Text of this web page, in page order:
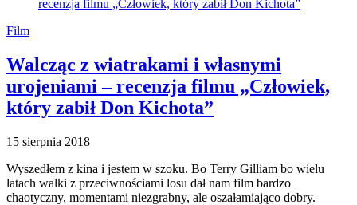
Film
Walcząc z wiatrakami i własnymi
urojeniami – recenzja filmu „Człowiek,
który zabił Don Kichota”
15 sierpnia 2018
Wyszedłem z kina i jestem w szoku. Bo Terry Gilliam bo wielu
latach walki z przeciwnościami losu dał nam film bardzo
chaotyczny, momentami niezgrabny, ale oszałamiająco dobry.